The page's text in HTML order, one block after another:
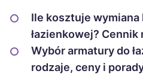
Ile kosztuje
łazienkowej?
Wybór armatury do
rodzaje, ceny i